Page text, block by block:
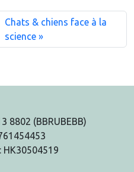
Chats & chiens face à la
science
8802 (BBRUBEBB)
HK30504519